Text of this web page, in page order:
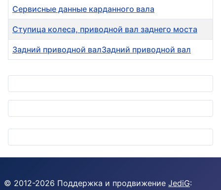
Сервисные данные карданного вала
Ступица колеса, приводной вал заднего моста
Задний приводной валЗадний приводной вал
© 2012-2026 Поддержка и продвижение JediG: